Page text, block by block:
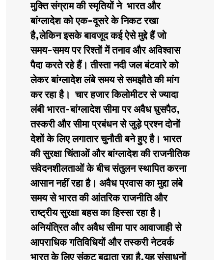
मुक्ति संग्राम की स्मृतियों ने भारत और
बांग्लादेश को एक-दूसरे के निकट रखा
है,लेकिन इसके बावजूद कई ऐसे मुद्दे हैं जो
समय-समय पर रिश्तों में तनाव और अविश्वास
पैदा करते रहे हैं। तीस्ता नदी जल बंटवारे को
लेकर बांग्लादेश लंबे समय से समझौते की मांग
कर रहा है। चार हजार किलोमीटर से ज्यादा
लंबी भारत-बांग्लादेश सीमा पर अवैध घुसपैठ,
तस्करी और सीमा प्रबंधन से जुड़े प्रश्न दोनों
देशों के लिए लगातार चुनौती बने हुए है। भारत
की सुरक्षा चिंताओं और बांग्लादेश की राजनीतिक
संवेदनशीलताओं के बीच संतुलन स्थापित करना
आसान नहीं रहा है। अवैध प्रवास का मुद्दा लंबे
समय से भारत की आंतरिक राजनीति और
राष्ट्रीय सुरक्षा बहस का हिस्सा रहा है।
अनियंत्रित और अवैध सीमा पार आवाजाही से
आपराधिक गतिविधियों और तस्करी नेटवर्क
भारत के लिए संकट बढ़ाता रहा है,यह संसाधनों